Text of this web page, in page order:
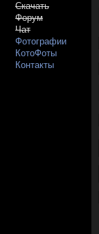
Скачать
Форум
Чат
Фотографии
КотоФоты
Контакты